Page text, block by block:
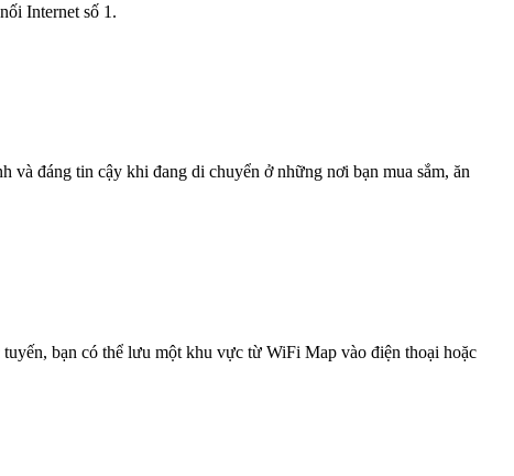
Internet số 1.
đáng tin cậy khi đang di chuyển ở những nơi bạn mua sắm, ăn
bạn có thể lưu một khu vực từ WiFi Map vào điện thoại hoặc